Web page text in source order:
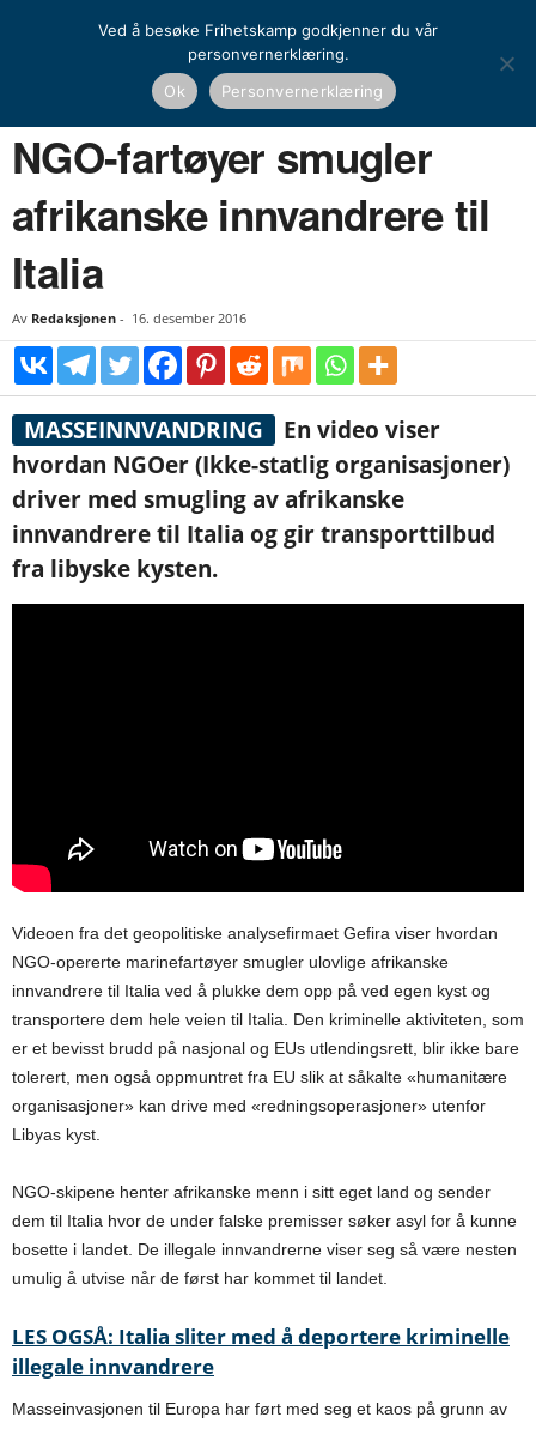
NGO-fartøyer smugler afrikanske innvandrere til Italia
NGO-fartøyer smugler
afrikanske innvandrere til
Italia
Av Redaksjonen - 16. desember 2016
MASSEINNVANDRING
En video viser
hvordan NGOer (Ikke-statlig organisasjoner)
driver med smugling avafrikanske
innvandrere til Italia og gir transporttilbud
fra libyske kysten.
Videoen fra det geopolitiske analysefirmaet Gefira viser hvordan
NGO-opererte marinefartøyer smugler ulovlige afrikanske
innvandrere til Italia ved å plukke dem opp på ved egen kyst og
transportere dem hele veien til Italia. Den kriminelle aktiviteten, som
er et bevisst brudd på nasjonal og EUs utlendingsrett, blir ikke bare
tolerert, men også oppmuntret fra EU slik at såkalte «humanitære
organisasjoner» kan drive med «redningsoperasjoner» utenfor
Libyas kyst.
NGO-skipene henter afrikanske menn i sitt eget land og sender
dem til Italia hvor de under falske premisser søker asyl for å kunne
bosette i landet. De illegale innvandrerne viser seg så være nesten
umulig å utvise når de først har kommet til landet.
LES OGSÅ: Italia sliter med å deportere kriminelle
illegale innvandrere
Masseinvasjonen til Europa har ført med seg et kaos på grunn av
Ved å besøke Frihetskamp godkjenner du vår
personvernerklæring.
Ok
Personvernerklæring